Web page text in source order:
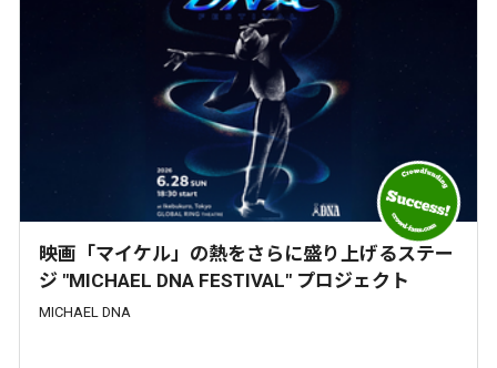
映画「マイケル」の熱をさらに盛り上げるステー
ジ "MICHAEL DNA FESTIVAL" プロジェクト
MICHAEL DNA